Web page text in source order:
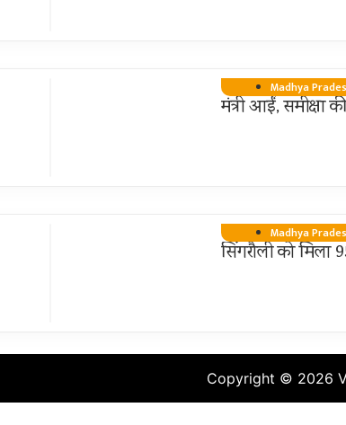
Madhya
मंत्री आईं, समीक्षा
Madhya
सिंगरौली को मिला
Copyright © 2026